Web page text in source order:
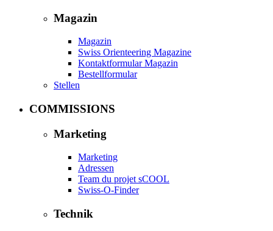
Magazin
Magazin
Swiss Orienteering Magazine
Kontaktformular Magazin
Bestellformular
Stellen
COMMISSIONS
Marketing
Marketing
Adressen
Team du projet sCOOL
Swiss-O-Finder
Technik